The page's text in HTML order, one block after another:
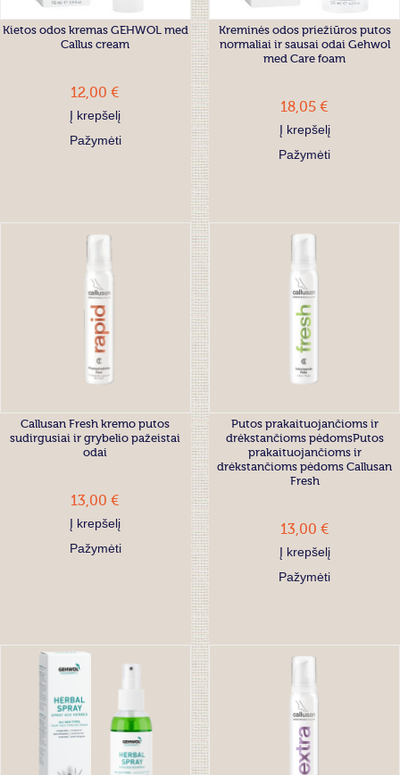
Kietos odos kremas GEHWOL med
Callus cream
12,00 €
Į krepšelį
Pažymėti
Kreminės odos priežiūros putos
normaliai ir sausai odai Gehwol
med Care foam
18,05 €
Į krepšelį
Pažymėti
Callusan Fresh kremo putos
sudirgusiai ir grybelio pažeistai
odai
13,00 €
Į krepšelį
Pažymėti
Putos prakaituojančioms ir
drėkstančioms pėdomsPutos
prakaituojančioms ir
drėkstančioms pėdoms Callusan
Fresh
13,00 €
Į krepšelį
Pažymėti